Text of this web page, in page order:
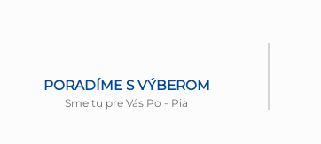
PORADÍME S VÝBEROM
Sme tu pre Vás Po - Pia